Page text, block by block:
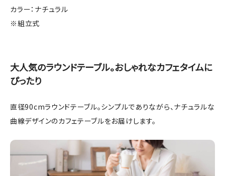
カラー：ナチュラル
※組立式
大人気のラウンドテーブル。おしゃれなカフェタイムに
ぴったり
直径90cmラウンドテーブル。シンプルでありながら、ナチュラルな
曲線デザインのカフェテーブルをお届けします。